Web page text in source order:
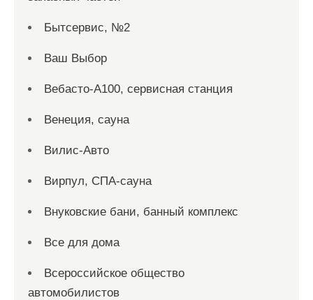
Бытсервис, №2
Ваш Выбор
Вебасто-А100, сервисная станция
Венеция, сауна
Вилис-Авто
Вирпул, СПА-сауна
Внуковские бани, банный комплекс
Все для дома
Всероссийское общество
автомобилистов